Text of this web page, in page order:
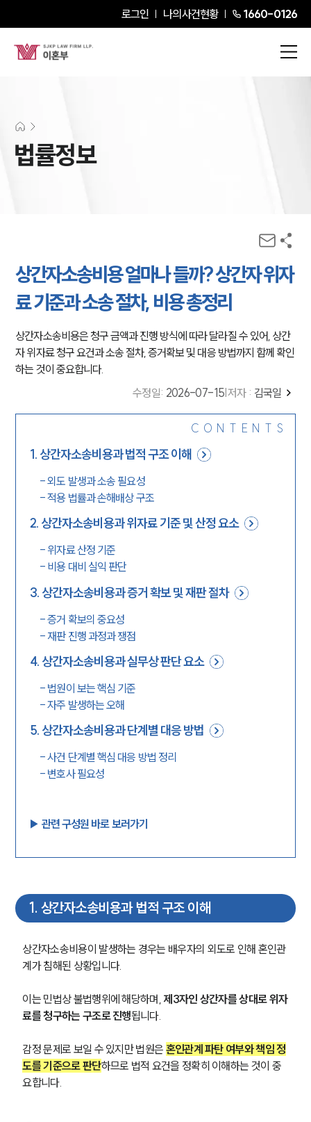
로그인 나의사건현황 1660-0126
법률정보
상간자소송비용 얼마나 들까? 상간자 위자
료 기준과 소송 절차, 비용 총정리
상간자소송비용은 청구 금액과 진행 방식에 따라 달라질 수 있어, 상간
자 위자료 청구 요건과 소송 절차, 증거확보 및 대응 방법까지 함께 확인
하는 것이 중요합니다.
수정일: 2026-07-15 저자 : 김국일
CONTENTS
1. 상간자소송비용과 법적 구조 이해
-외도 발생과 소송 필요성
-적용 법률과 손해배상 구조
2. 상간자소송비용과 위자료 기준 및 산정 요소
- 위자료 산정 기준
- 비용 대비 실익 판단
3. 상간자소송비용과 증거 확보 및 재판 절차
-증거 확보의 중요성
- 재판 진행 과정과 쟁점
4. 상간자소송비용과 실무상 판단 요소
- 법원이 보는 핵심 기준
-자주 발생하는 오해
5. 상간자소송비용과 단계별 대응 방법
-사건 단계별 핵심 대응 방법 정리
- 변호사 필요성
▶︎ 관련 구성원 바로 보러가기
1 . 상간자소송비용과 법적 구조 이해
상간자소송비용이 발생하는 경우는 배우자의 외도로 인해 혼인관
계가 침해된 상황입니다.
이는 민법상 불법행위에 해당하며, 제3자인 상간자를 상대로 위자
료를 청구하는 구조로 진행됩니다.
감정 문제로 보일 수 있지만 법원은 혼인관계 파탄 여부와 책임 정
도를 기준으로 판단하므로 법적 요건을 정확히 이해하는 것이 중
요합니다.